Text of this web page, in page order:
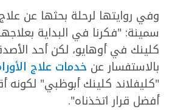
وفي روايتها لرحلة بحثها عن
سمينة: "فكرنا في البداية
كلينك في أوهايو، لكن أحد
بالاستفسار عن خدمات علاج
"كليفلاند كلينك أبوظبي" لكونه
أفضل قرار اتخذناه".